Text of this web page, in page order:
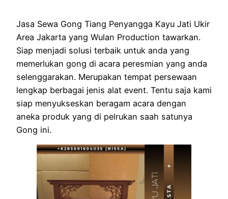
Jasa Sewa Gong Tiang Penyangga Kayu Jati Ukir
Area Jakarta yang Wulan Production tawarkan.
Siap menjadi solusi terbaik untuk anda yang
memerlukan gong di acara peresmian yang anda
selenggarakan. Merupakan tempat persewaan
lengkap berbagai jenis alat event. Tentu saja kami
siap menyukseskan beragam acara dengan
aneka produk yang di pelrukan saah satunya
Gong ini.